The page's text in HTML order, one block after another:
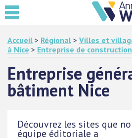
Accueil > Régional > Villes et
à Nice > Entreprise de
Entreprise
bâtiment Nice
Découvrez les sites que
équipe éditoriale a